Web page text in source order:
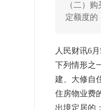
（二）
定额度的
人民财讯6
下列情形之
建、大修自
住房物业费
出境定居的